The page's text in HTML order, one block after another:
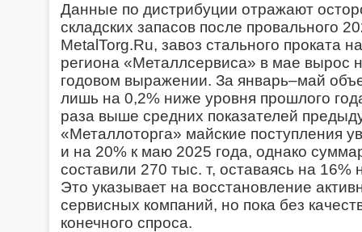
Данные по дистрибуции отражают
складских запасов после провального
MetalTorg.Ru, завоз стального проката
региона «Металлсервиса» в мае вырос
годовом выражении. За январь–май
лишь на 0,2% ниже уровня прошлого
раза выше средних показателей
«Металлоторга» майские поступления
и на 20% к маю 2025 года, однако
составили 270 тыс. т, оставаясь на
Это указывает на восстановление
сервисных компаний, но пока без
конечного спроса.